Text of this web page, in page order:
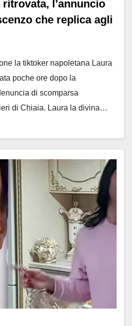
l’annuncio
che replica agli
la tiktoker napoletana Laura
poche ore dopo la
di scomparsa
di Chiaia. Laura la divina…